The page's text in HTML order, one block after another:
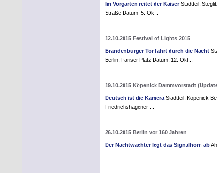
Im Vorgarten reitet der Kaiser Stadtteil:
Straße Datum: 5. Ok...
12.10.2015 Festival of Lights 2015
Brandenburger Tor fährt durch die Nacht
Berlin, Pariser Platz Datum: 12. Okt...
19.10.2015 Köpenick Dammvorstadt
Deutsch ist die Kamera Stadtteil: Köpenick
Friedrichshagener ...
26.10.2015 Berlin vor 160 Jahren
Der Nachtwächter legt das Signalhorn ab
---------------------------------